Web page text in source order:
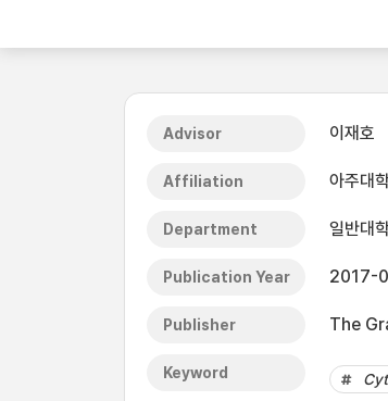
Advisor 이재호
Affiliation 아주대
Department 일반대
Publication Year 2017-
Publisher The
Keyword